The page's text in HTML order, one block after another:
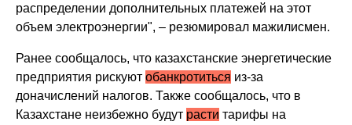
распределении дополнительных платежей на этот
объем электроэнергии", – резюмировал мажилисмен.
Ранее сообщалось, что казахстанские энергетические
предприятия рискуютобанкротиться из-за
доначислений налогов. Также сообщалось, что в
Казахстане неизбежно будут расти тарифы на